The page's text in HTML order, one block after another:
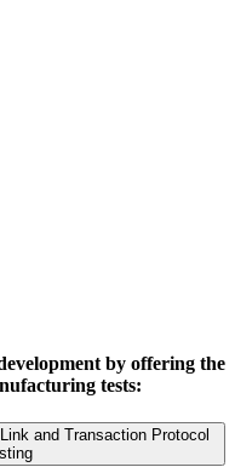
by offering the
tests:
and Transaction Protocol